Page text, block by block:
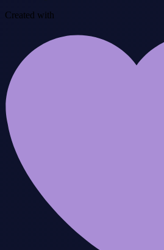
Created with